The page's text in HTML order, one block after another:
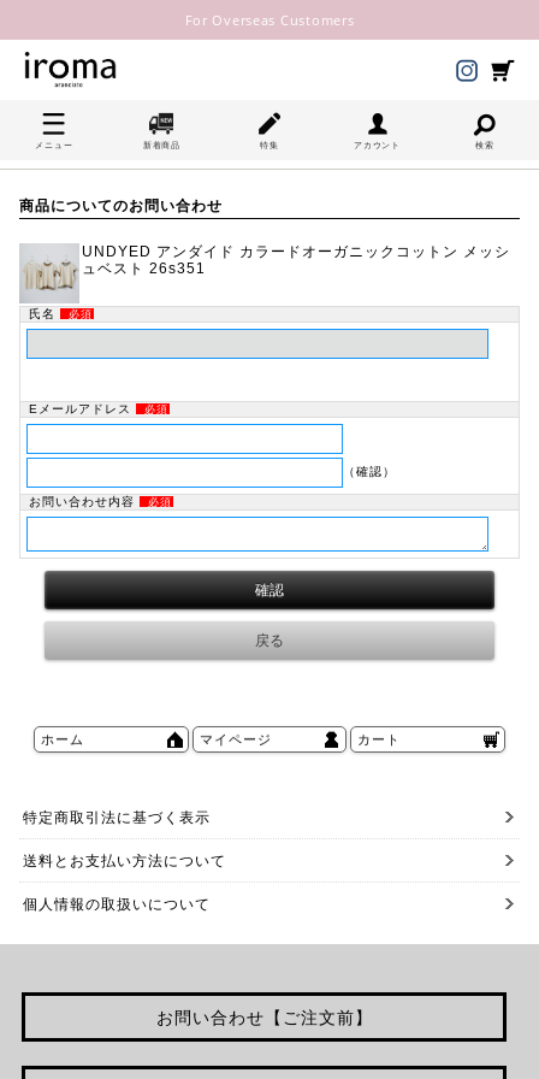
For Overseas Customers
メニュー 新着商品 特集 アカウント 検索
商品についてのお問い合わせ
UNDYED アンダイド カラードオーガニックコットン メッシ
ュベスト 26s351
氏名 必須
Eメールアドレス 必須
（確認）
お問い合わせ内容 必須
ホーム マイページ カート
特定商取引法に基づく表示
送料とお支払い方法について
個人情報の取扱いについて
お問い合わせ【ご注文前】